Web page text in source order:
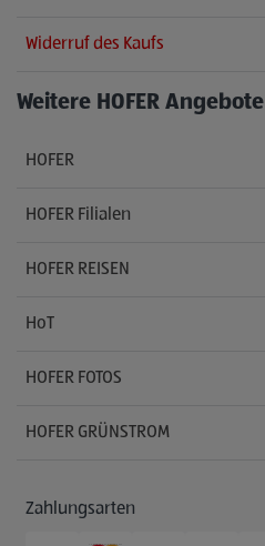
Widerruf des Kaufs
Weitere HOFER Angebote
HOFER
HOFER Filialen
HOFER REISEN
HoT
HOFER FOTOS
HOFER GRÜNSTROM
Zahlungsarten